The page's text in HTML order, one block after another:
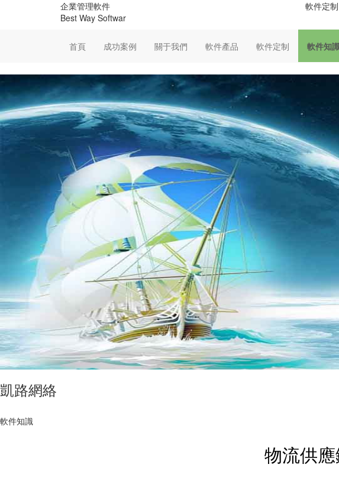
企業管理軟件
Best Way Softwar
軟件定
首頁 成功案例 關于我們 軟件產品 軟件定制 軟件知
凱路網絡
軟件知識
物流供